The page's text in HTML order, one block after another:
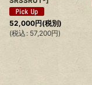
52,000円(税別)
(税込 : 57,200円)